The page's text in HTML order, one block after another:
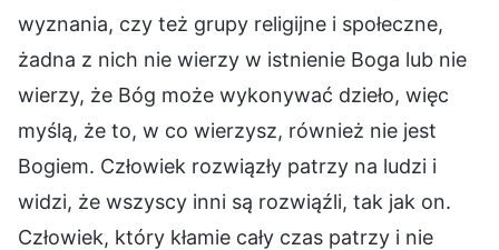
wyznania, czy też grupy religijne i społeczne,
żadna z nich nie wierzy w istnienie Boga lub nie
wierzy, że Bóg może wykonywać dzieło, więc
myślą, że to, w co wierzysz, również nie jest
Bogiem. Człowiek rozwiązły patrzy na ludzi i
widzi, że wszyscy inni są rozwiąźli, tak jak on.
Człowiek, który kłamie cały czas patrzy i nie